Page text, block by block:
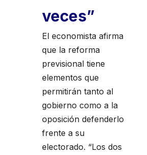
veces”
El economista afirma
que la reforma
previsional tiene
elementos que
permitirán tanto al
gobierno como a la
oposición defenderlo
frente a su
electorado. “Los dos